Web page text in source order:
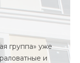
группа» уже
и